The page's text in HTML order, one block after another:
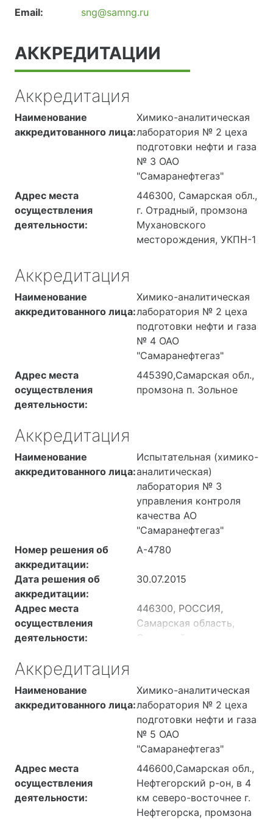
Email: sng@samng.ru
АККРЕДИТАЦИИ
Аккредитация
Наименование
аккредитованного лица:
Химико-аналитическая
лаборатория № 2 цеха
подготовки нефти и газа
№ 3 ОАО
"Самаранефтегаз"
Адрес места
осуществления
деятельности:
446300, Самарская обл.,
г. Отрадный, промзона
Мухановского
месторождения, УКПН-1
Аккредитация
Наименование
аккредитованного лица:
Химико-аналитическая
лаборатория № 2 цеха
подготовки нефти и газа
№ 4 ОАО
"Самаранефтегаз"
Адрес места
осуществления
деятельности:
445390,Самарская обл.,
промзона п. Зольное
Аккредитация
Наименование
аккредитованного лица:
Испытательная (химико-
аналитическая)
лаборатория № 3
управления контроля
качества АО
"Самаранефтегаз"
Номер решения об
аккредитации:
А-4780
Дата решения об
аккредитации:
30.07.2015
Адрес места
осуществления
деятельности:
446300, РОССИЯ,
Самарская область,
Отрадный,
установки комплексной
подготовки нефти № 1
Аккредитация
Наименование
аккредитованного лица:
Химико-аналитическая
лаборатория № 2 цеха
подготовки нефти и газа
№ 5 ОАО
"Самаранефтегаз"
Адрес места
осуществления
деятельности:
446600,Самарская обл.,
Нефтегорский р-он, в 4
км северо-восточнее г.
Нефтегорска, промзона